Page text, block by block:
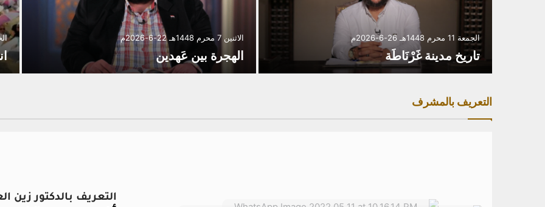
الجمعة 11 محرم 1448هـ 26-6-2026م
تاريخ مدينة غَرْنَاطَة
الاثنين 7 محرم 1448هـ 22-6-2026م
الهجرة بين عَهدين
الخميس
التعريف بالمشرف
التعريف بالدكتور زين